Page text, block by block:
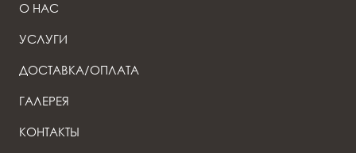
О НАС
УСЛУГИ
ДОСТАВКА/ОПЛАТА
ГАЛЕРЕЯ
КОНТАКТЫ